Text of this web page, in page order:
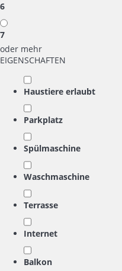
6
7
oder mehr
EIGENSCHAFTEN
Haustiere erlaubt
Parkplatz
Spülmaschine
Waschmaschine
Terrasse
Internet
Balkon